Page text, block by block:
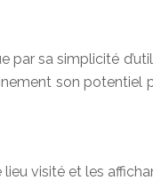
par sa simplicité
son potentiel
visité et les